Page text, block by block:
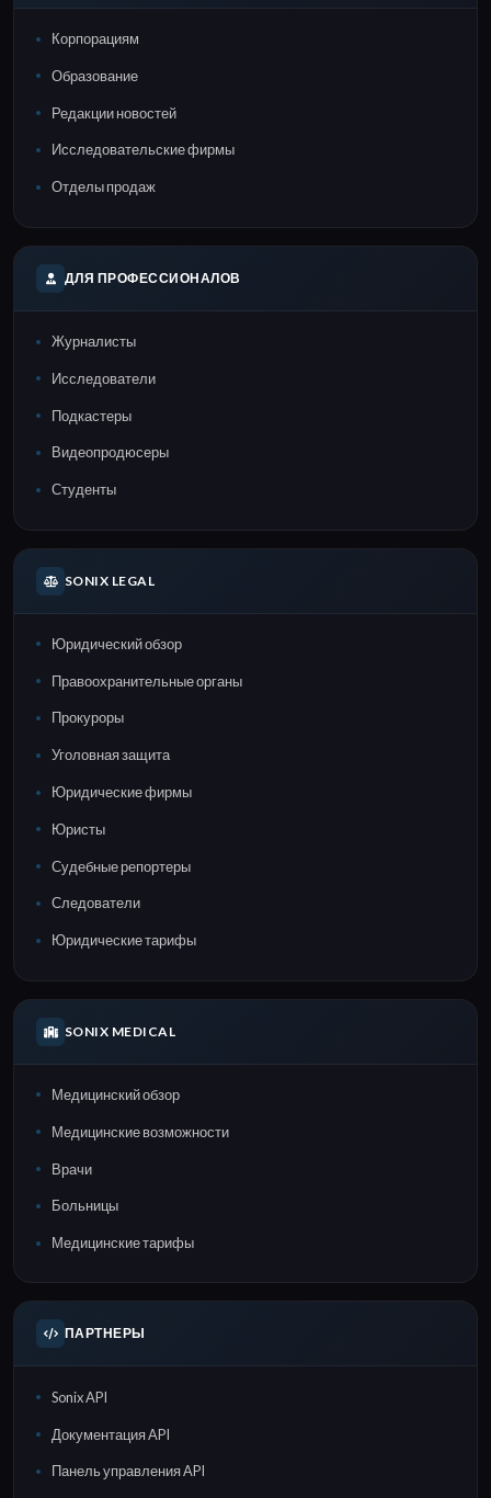
Корпорациям
Образование
Редакции новостей
Исследовательские фирмы
Отделы продаж
ДЛЯ ПРОФЕССИОНАЛОВ
Журналисты
Исследователи
Подкастеры
Видеопродюсеры
Студенты
SONIX LEGAL
Юридический обзор
Правоохранительные органы
Прокуроры
Уголовная защита
Юридические фирмы
Юристы
Судебные репортеры
Следователи
Юридические тарифы
SONIX MEDICAL
Медицинский обзор
Медицинские возможности
Врачи
Больницы
Медицинские тарифы
ПАРТНЕРЫ
Sonix API
Документация API
Панель управления API